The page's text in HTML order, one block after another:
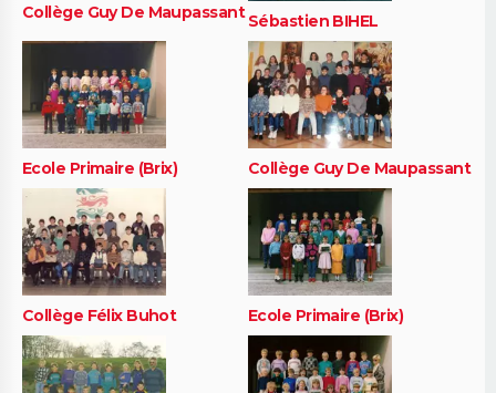
Collège Guy De Maupassant Sébastien BIHEL
Ecole Primaire (Brix) Collège Guy De Maupassant
Collège Félix Buhot Ecole Primaire (Brix)